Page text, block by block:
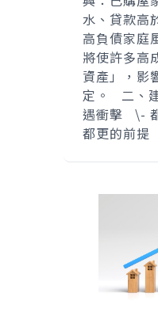
水、貸款高
高負債家庭
將使許多高
資產」，影
定。 二、
遇衝擊 \-
都更的前提